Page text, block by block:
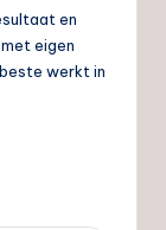
en
eigen
werkt in